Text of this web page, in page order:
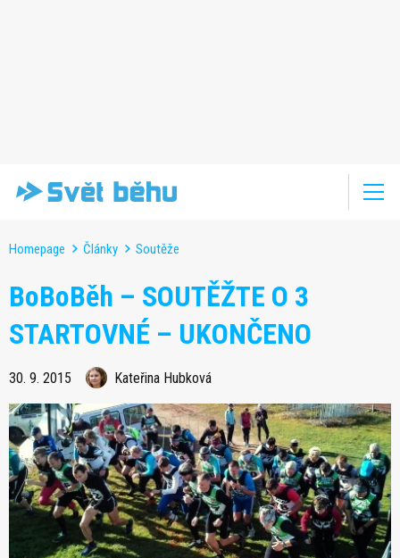
Homepage Články Soutěže
BoBoBěh – SOUTĚŽTE O 3
STARTOVNÉ – UKONČENO
30. 9. 2015 Kateřina Hubková